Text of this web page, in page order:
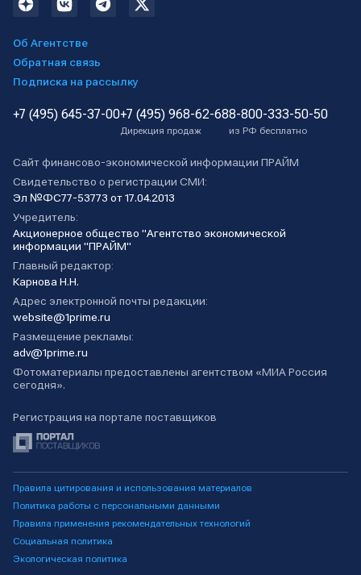
Об Агентстве
Обратная связь
Подписка на рассылку
+7 (495) 645-37-00+7 (495) 968-62-68
Дирекция продаж
8-800-333-50-50
из РФ бесплатно
Сайт финансово-экономической информации ПРАЙМ
Свидетельство о регистрации СМИ:
Эл №ФС77-53773 от 17.04.2013
Учредитель:
Акционерное общество "Агентство экономической
информации "ПРАЙМ"
Главный редактор:
Карнова Н.Н.
Адрес электронной почты редакции:
website@1prime.ru
Размещение рекламы:
adv@1prime.ru
Фотоматериалы предоставлены агентством «МИА Россия
сегодня».
Регистрация на портале поставщиков
Правила цитирования и использования материалов
Политика работы с персональными данными
Правила применения рекомендательных технологий
Социальная политика
Экологическая политика